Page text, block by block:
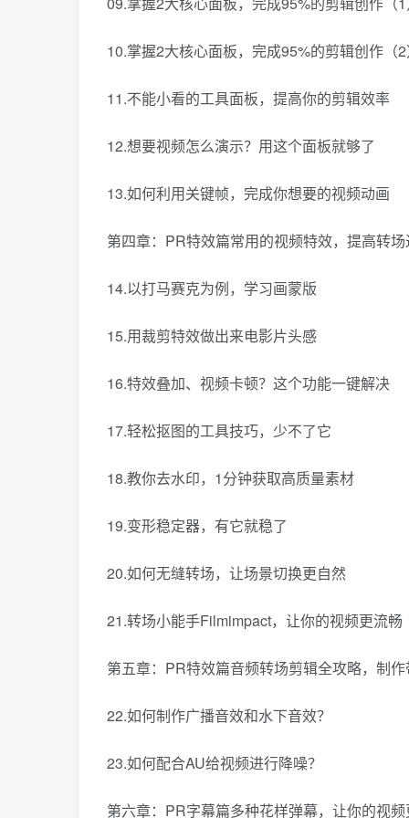
10.掌握2大核心面板，完成95%的剪辑创作（2
11.不能小看的工具面板，提高你的剪辑效率
12.想要视频怎么演示？用这个面板就够了
13.如何利用关键帧，完成你想要的视频动画
第四章：PR特效篇常用的视频特效，提高转
14.以打马赛克为例，学习画蒙版
15.用裁剪特效做出来电影片头感
16.特效叠加、视频卡顿？这个功能一键解决
17.轻松抠图的工具技巧，少不了它
18.教你去水印，1分钟获取高质量素材
19.变形稳定器，有它就稳了
20.如何无缝转场，让场景切换更自然
21.转场小能手Filmimpact，让你的视频更流畅
第五章：PR特效篇音频转场剪辑全攻略，制
22.如何制作广播音效和水下音效？
23.如何配合AU给视频进行降噪？
第六章：PR字幕篇多种花样弹幕，让你的视频